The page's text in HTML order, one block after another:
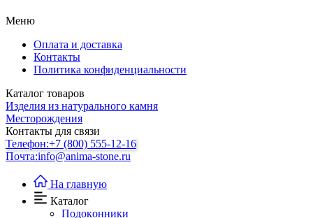
Меню
Оплата и доставка
Контакты
Политика конфиденциальности
Каталог товаров
Изделия из натурального камня
Месторождения
Контакты для связи
Телефон:+7 (800) 555-12-16
Почта:info@anima-stone.ru
На главную
Каталог
Подокoнники